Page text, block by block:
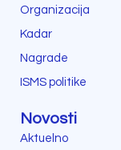
Organizacija
Kadar
Nagrade
ISMS politike
Novosti
Aktuelno